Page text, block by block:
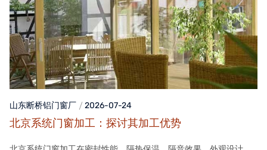
山东断桥铝门窗厂 2026-07-24
北京系统门窗加工：探讨其加工优势